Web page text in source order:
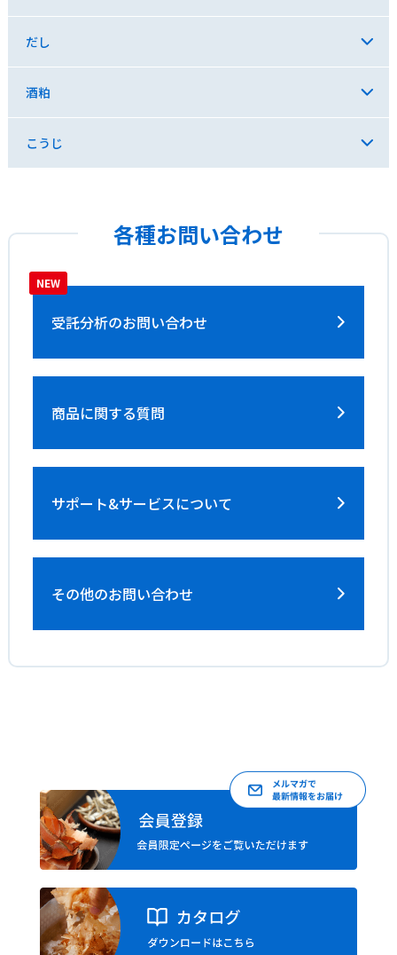
だし
酒粕
こうじ
各種お問い合わせ
受託分析のお問い合わせ
商品に関する質問
サポート&サービスについて
その他のお問い合わせ